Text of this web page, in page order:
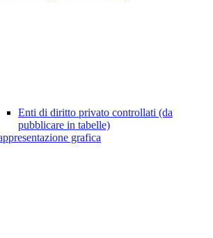
Enti di diritto privato controllati (da
pubblicare in tabelle)
grafica